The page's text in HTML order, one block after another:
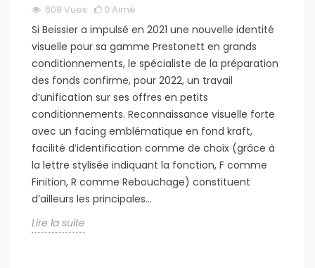
608 Vues 0 Aimé
Si Beissier a impulsé en 2021 une nouvelle identité
visuelle pour sa gamme Prestonett en grands
conditionnements, le spécialiste de la préparation
des fonds confirme, pour 2022, un travail
d’unification sur ses offres en petits
conditionnements. Reconnaissance visuelle forte
avec un facing emblématique en fond kraft,
facilité d’identification comme de choix (grâce à
la lettre stylisée indiquant la fonction, F comme
Finition, R comme Rebouchage) constituent
d’ailleurs les principales...
Lire la suite